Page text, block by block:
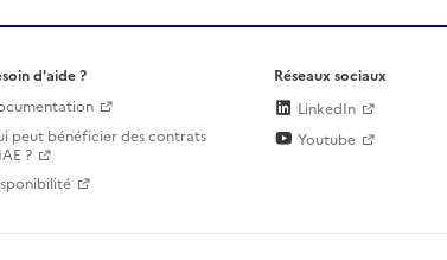
d'aide ?
peut bénéficier des contrats
?
Réseaux sociaux
LinkedIn
Youtube